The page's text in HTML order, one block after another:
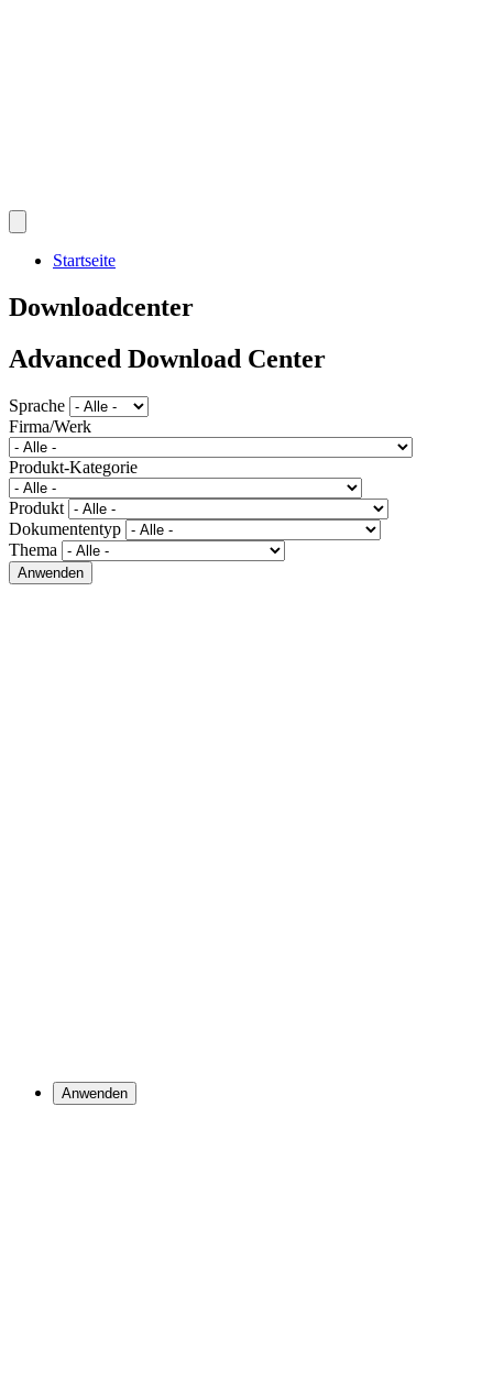
Startseite
Downloadcenter
Advanced Download Center
Sprache
Firma/Werk
Produkt-Kategorie
Produkt
Dokumententyp
Thema